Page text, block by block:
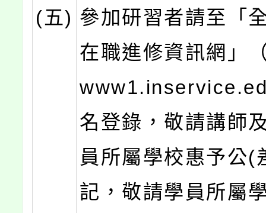
(五) 參加研習者請至「
在職進修資訊網」
名登錄，敬請講師
員所屬學校惠予公(
記，敬請學員所屬